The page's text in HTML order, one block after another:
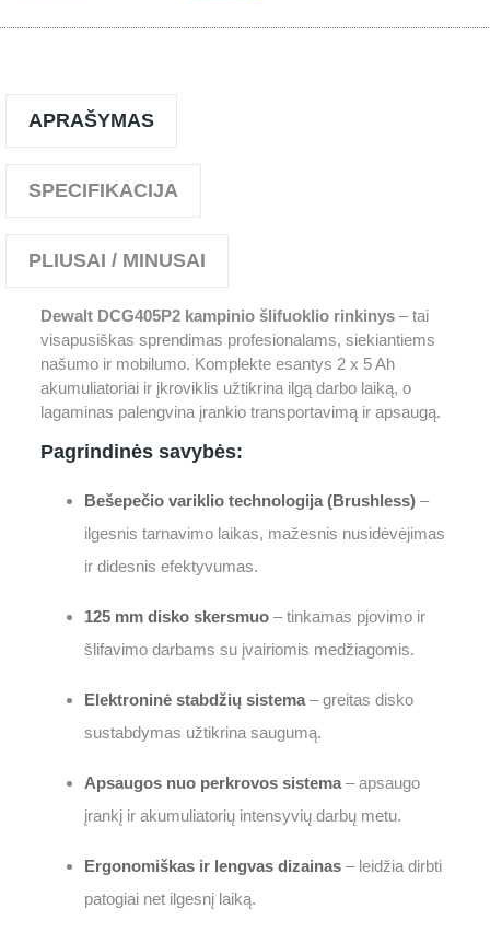
APRAŠYMAS
SPECIFIKACIJA
PLIUSAI / MINUSAI
Dewalt DCG405P2 kampinio šlifuoklio rinkinys – tai
visapusiškas sprendimas profesionalams, siekiantiems
našumo ir mobilumo. Komplekte esantys 2 x 5 Ah
akumuliatoriai ir įkroviklis užtikrina ilgą darbo laiką, o
lagaminas palengvina įrankio transportavimą ir apsaugą.
Pagrindinės savybės:
Bešepečio variklio technologija (Brushless) –
ilgesnis tarnavimo laikas, mažesnis nusidėvėjimas
ir didesnis efektyvumas.
125 mm disko skersmuo – tinkamas pjovimo ir
šlifavimo darbams su įvairiomis medžiagomis.
Elektroninė stabdžių sistema – greitas disko
sustabdymas užtikrina saugumą.
Apsaugos nuo perkrovos sistema – apsaugo
įrankį ir akumuliatorių intensyvių darbų metu.
Ergonomiškas ir lengvas dizainas – leidžia dirbti
patogiai net ilgesnį laiką.